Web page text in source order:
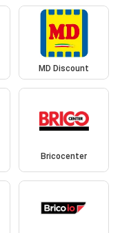
MD Discount
Bricocenter